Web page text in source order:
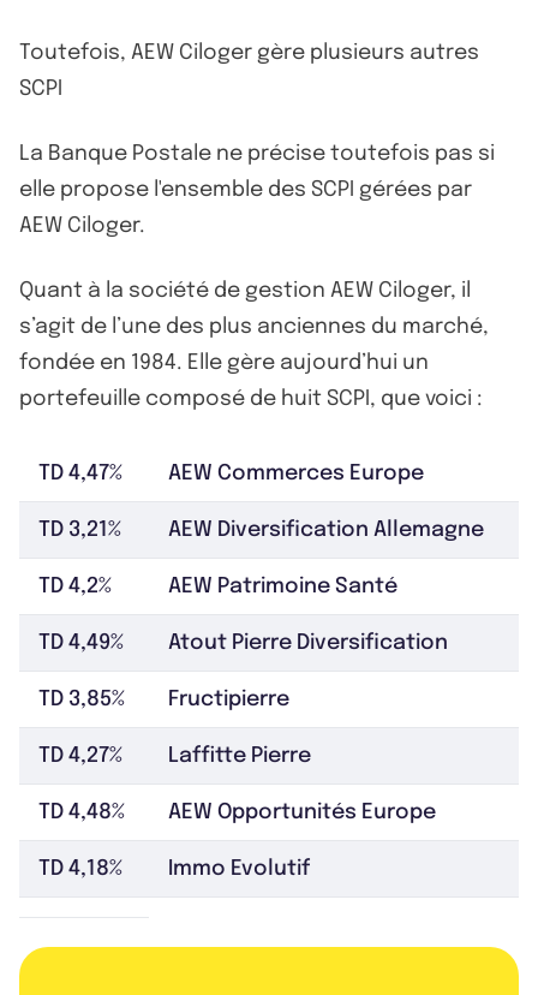
Toutefois, AEW Ciloger gère plusieurs autres
SCPI
La Banque Postale ne précise toutefois pas si
elle propose l'ensemble des SCPI gérées par
AEW Ciloger.
Quant à la société de gestion AEW Ciloger, il
s’agit de l’une des plus anciennes du marché,
fondée en 1984. Elle gère aujourd’hui un
portefeuille composé de huit SCPI, que voici :
TD 4,47% AEW Commerces Europe
TD 3,21% AEW Diversification Allemagne
TD 4,2% AEW Patrimoine Santé
TD 4,49% Atout Pierre Diversification
TD 3,85% Fructipierre
TD 4,27% Laffitte Pierre
TD 4,48% AEW Opportunités Europe
TD 4,18% Immo Evolutif